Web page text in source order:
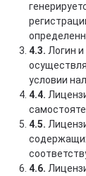
4.3. Логин
условии
4.4.
4.5.
4.6.